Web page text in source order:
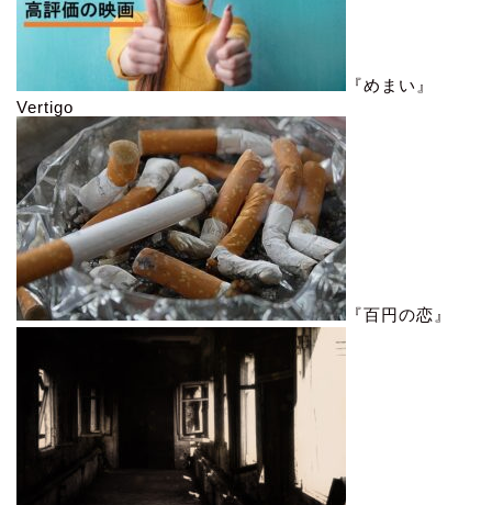
『めまい』
Vertigo
『百円の恋』